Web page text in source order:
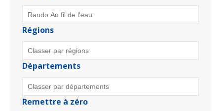
Régions
Départements
Remettre à zéro